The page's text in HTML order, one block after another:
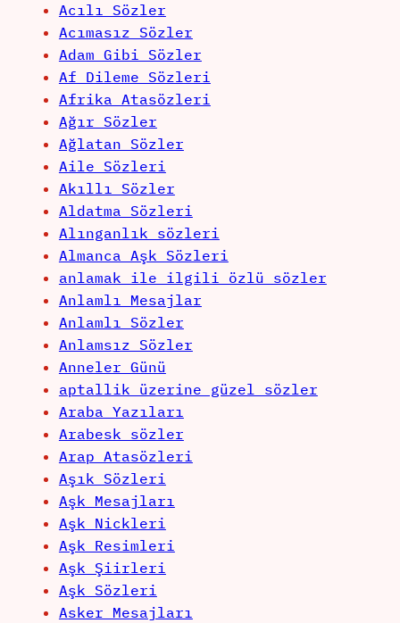
Acılı Sözler
Acımasız Sözler
Adam Gibi Sözler
Af Dileme Sözleri
Afrika Atasözleri
Ağır Sözler
Ağlatan Sözler
Aile Sözleri
Akıllı Sözler
Aldatma Sözleri
Alınganlık sözleri
Almanca Aşk Sözleri
anlamak ile ilgili özlü sözler
Anlamlı Mesajlar
Anlamlı Sözler
Anlamsız Sözler
Anneler Günü
aptallik üzerine güzel sözler
Araba Yazıları
Arabesk sözler
Arap Atasözleri
Aşık Sözleri
Aşk Mesajları
Aşk Nickleri
Aşk Resimleri
Aşk Şiirleri
Aşk Sözleri
Asker Mesajları